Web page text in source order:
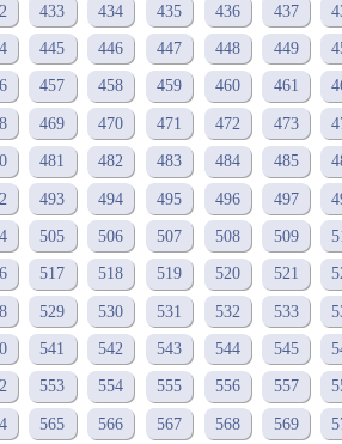
433 434 435 436 437
445 446 447 448 449
457 458 459 460 461
469 470 471 472 473
481 482 483 484 485
493 494 495 496 497
505 506 507 508 509
517 518 519 520 521
529 530 531 532 533
541 542 543 544 545
553 554 555 556 557
565 566 567 568 569